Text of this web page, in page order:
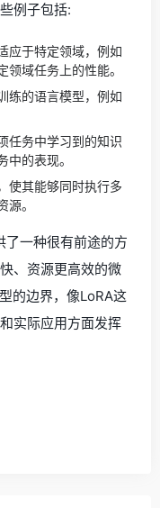
例子包括:
应于特定领域，例如
域任务上的性能。
练的语言模型，例如
任务中学习到的知识
的表现。
使其能够同时执行多
。
了一种很有前途的方
、资源更高效的微
的边界，像LoRA这
实际应用方面发挥